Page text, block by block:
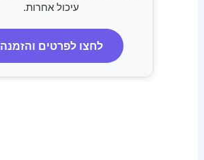
עיכול אחרות.
לחצו לפרטים והזמנה